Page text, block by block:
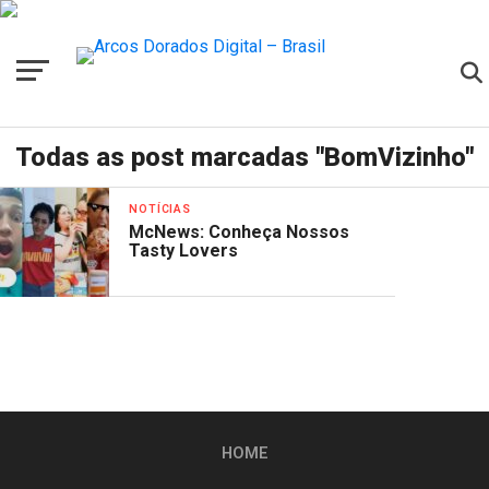
Todas as post marcadas "BomVizinho"
NOTÍCIAS
McNews: Conheça Nossos
Tasty Lovers
HOME